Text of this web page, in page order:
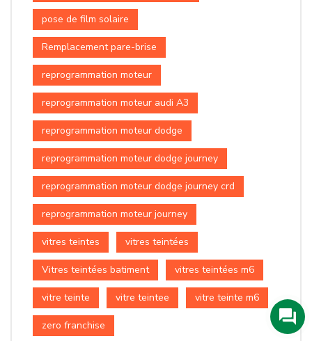
pose de film solaire
Remplacement pare-brise
reprogrammation moteur
reprogrammation moteur audi A3
reprogrammation moteur dodge
reprogrammation moteur dodge journey
reprogrammation moteur dodge journey crd
reprogrammation moteur journey
vitres teintes vitres teintées
Vitres teintées batiment vitres teintées m6
vitre teinte vitre teintee vitre teinte m6
zero franchise